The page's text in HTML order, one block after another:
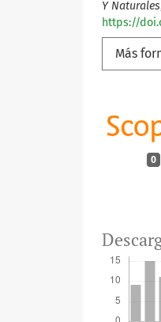
Y Naturales
https://
Más
0